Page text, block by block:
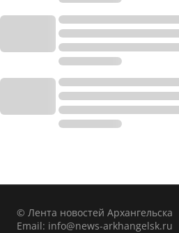
© Лента новостей Архангельска
Email: info@news-arkhangelsk.ru